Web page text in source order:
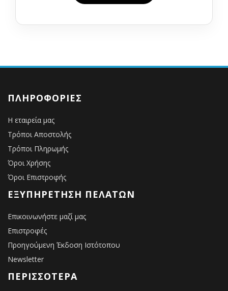
ΠΛΗΡΟΦΟΡΊΕΣ
Η εταιρεία μας
Τρόποι Αποστολής
Τρόποι Πληρωμής
Όροι Χρήσης
Όροι Επιστροφής
ΕΞΥΠΗΡΈΤΗΣΗ ΠΕΛΑΤΏΝ
Επικοινωνήστε μαζί μας
Επιστροφές
Προηγούμενη Έκδοση Ιστότοπου
Newsletter
ΠΕΡΙΣΣΌΤΕΡΑ